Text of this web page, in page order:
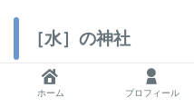
［水］の神社
北海道： 摩周湖洞爺湖
ホーム プロフィール